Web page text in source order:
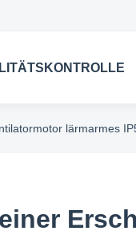
lärmarmes